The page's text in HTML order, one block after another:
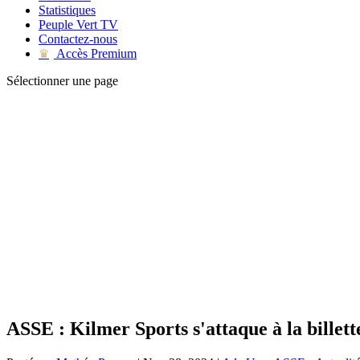
Statistiques
Peuple Vert TV
Contactez-nous
♛
Accès Premium
Sélectionner une page
ASSE : Kilmer Sports s'attaque à la